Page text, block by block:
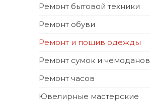
Ремонт бытовой техники
Ремонт обуви
Ремонт и пошив одежды
Ремонт сумок и чемоданов
Ремонт часов
Ювелирные мастерские